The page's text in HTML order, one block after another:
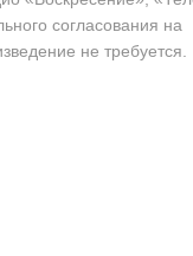
согласования на
не требуется.